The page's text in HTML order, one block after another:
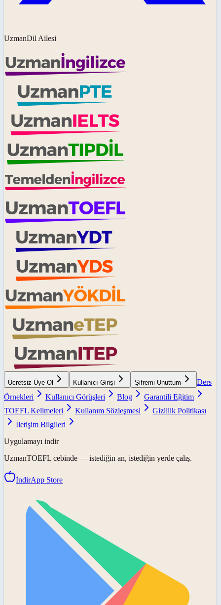
UzmanDil Ailesi
Ücretsiz Üye Ol Kullanıcı Girişi Şifremi Unuttum
Ders
Örnekleri
Kullanıcı Görüşleri Blog
Garantili Eğitim
TOEFL Kelimeleri
Kullanım Sözleşmesi
Gizlilik Politikası
İletişim Bilgileri
Uygulamayı indir
UzmanTOEFL cebinde — istediğin an, istediğin yerde çalış.
İndirApp Store